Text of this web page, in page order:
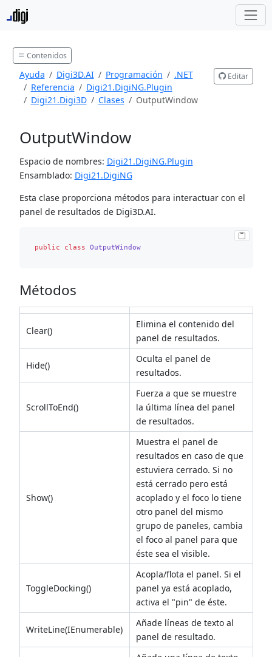
Contenidos
Ayuda Digi3D.AI Programación
.NET
Referencia
Digi21.DigiNG.Plugin
Digi21.Digi3D
Clases OutputWindow
Editar
OutputWindow
Espacio de nombres: Digi21.DigiNG.Plugin
Ensamblado: Digi21.DigiNG
Esta clase proporciona métodos para interactuar con el
panel de resultados de Digi3D.AI.
public class OutputWindow
Métodos
Clear()
Elimina el contenido del
panel de resultados.
Hide()
Oculta el panel de
resultados.
ScrollToEnd()
Fuerza a que se muestre
la última línea del panel
de resultados.
Show()
Muestra el panel de
resultados en caso de que
estuviera cerrado. Si no
está cerrado pero está
acoplado y el foco lo tiene
otro panel del mismo
grupo de paneles, cambia
el foco al panel para que
éste sea el visible.
ToggleDocking()
Acopla/flota el panel. Si el
panel ya está acoplado,
activa el "pin" de éste.
WriteLine(IEnumerable)
Añade líneas de texto al
panel de resultado.